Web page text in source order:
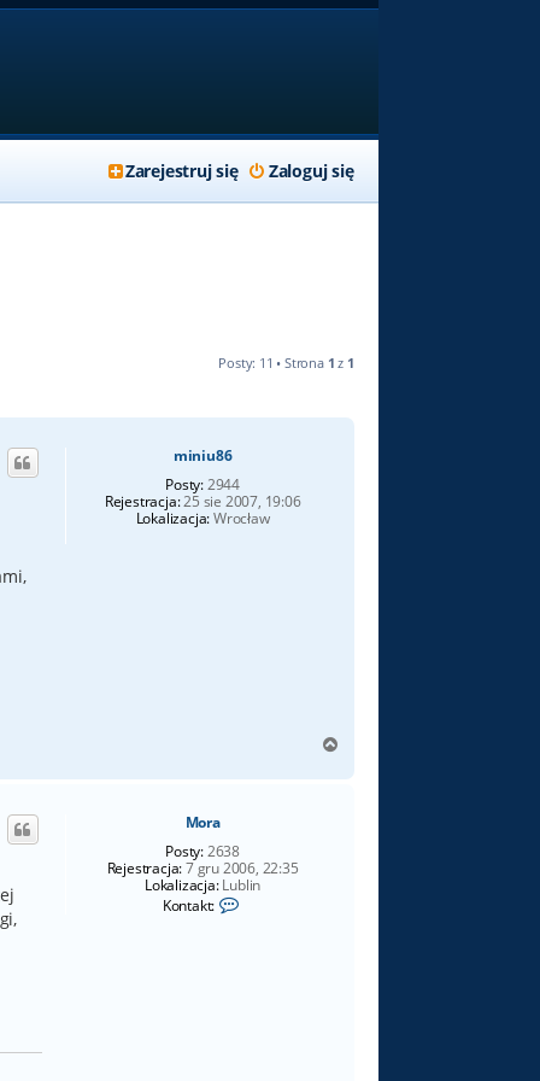
Zaloguj się
Zarejestruj się
Posty: 11 • Strona 1 z 1
miniu86
Posty:2944
Rejestracja:25 sie 2007, 19:06
Lokalizacja:Wrocław
g
Mora
Posty:2638
Rejestracja:7 gru 2006, 22:35
Lokalizacja:Lublin
Kontakt: